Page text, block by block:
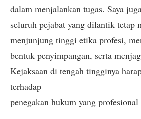
dalam menjalankan tugas. Saya
seluruh pejabat yang dilantik tetap
menjunjung tinggi etika profesi,
bentuk penyimpangan, serta
Kejaksaan di tengah tingginya
terhadap
penegakan hukum yang